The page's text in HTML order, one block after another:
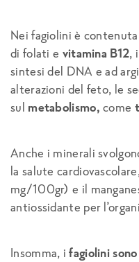
Nei fagiolini è
di folati e vitamina B12,
sintesi del DNA e ad
alterazioni del feto, le
sul metabolismo, come
Anche i minerali
la salute
mg/100gr) e il
antiossidante per
Insomma, ifagiolini